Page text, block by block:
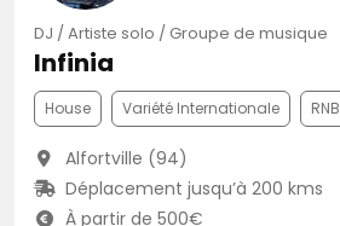
DJ / Artiste solo / Groupe de musique
Infinia
House Variété Internationale RNB
Alfortville (94)
Déplacement jusqu’à 200 kms
À partir de 500€